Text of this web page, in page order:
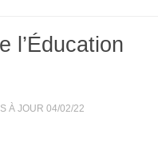
l’Éducation
À JOUR 04/02/22